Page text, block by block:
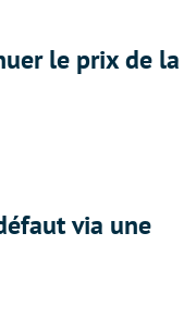
le prix de la
via une